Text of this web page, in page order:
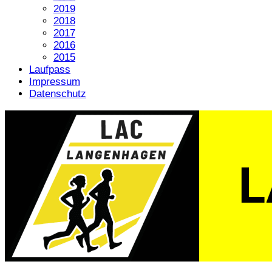
2019
2018
2017
2016
2015
Laufpass
Impressum
Datenschutz